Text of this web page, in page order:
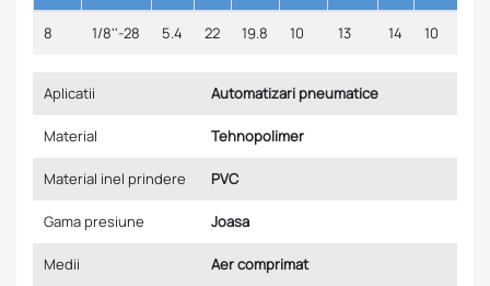
8 1/8''-28 5.4 22 19.8 10 13 14 10
Aplicatii Automatizari pneumatice
Material Tehnopolimer
Material inel prindere PVC
Gama presiune Joasa
Medii Aer comprimat